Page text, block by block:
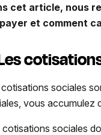
cet article, nous
et comment
sociales
vous accumulez
cotisations sociales